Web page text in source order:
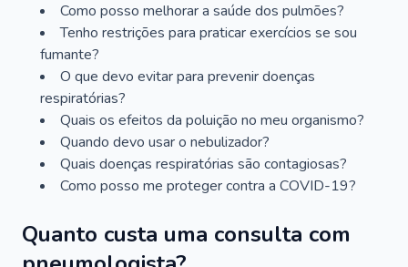
Como posso melhorar a saúde dos pulmões?
Tenho restrições para praticar exercícios se sou
fumante?
O que devo evitar para prevenir doenças
respiratórias?
Quais os efeitos da poluição no meu organismo?
Quando devo usar o nebulizador?
Quais doenças respiratórias são contagiosas?
Como posso me proteger contra a COVID-19?
Quanto custa uma consulta com